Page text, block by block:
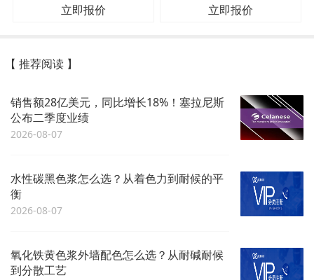
立即报价 立即报价
【 推荐阅读 】
销售额28亿美元，同比增长18%！塞拉尼斯
公布二季度业绩
2026-08-07
水性碳黑色浆怎么选？从着色力到耐候的平
衡
2026-08-07
氧化铁黄色浆外墙配色怎么选？从耐碱耐候
到分散工艺